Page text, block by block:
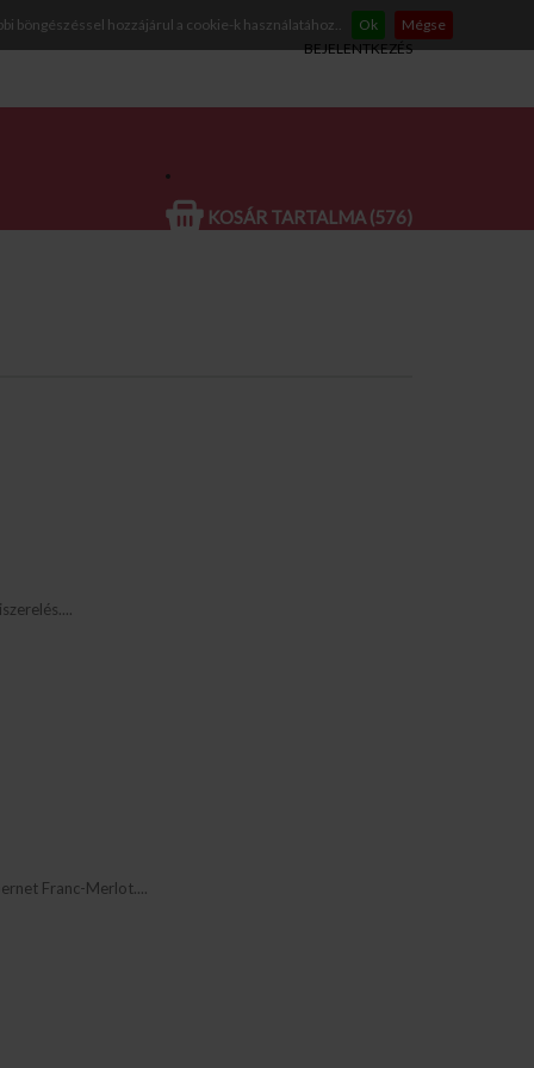
böngészéssel hozzájárul a cookie-k használatához.. Ok
Mégse
BEJELENTKEZÉS
KOSÁR TARTALMA (576)
Franc-Merlot....